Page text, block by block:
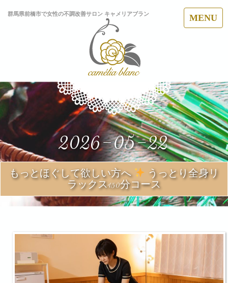
群馬県前橋市で女性の不調改善サロン キャメリアブラン MENU
2026-05-22
もっとほぐして欲しい方へ
うっとり全身リ
ラックス150分コース